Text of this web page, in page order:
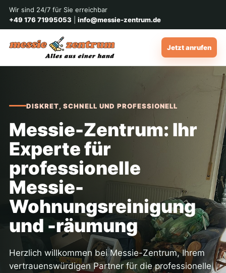
Wir sind 24/7 für Sie erreichbar
+49 176 71995053
info@messie-zentrum.de
Jetzt anrufen
DISKRET, SCHNELL UND PROFESSIONELL
Messie-Zentrum: Ihr
Experte für
professionelle
Messie-
Wohnungsreinigung
und -räumung
Herzlich willkommen bei Messie-Zentrum, Ihrem
vertrauenswürdigen Partner für die professionelle